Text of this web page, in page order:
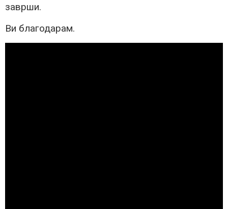
заврши.
Ви благодарам.